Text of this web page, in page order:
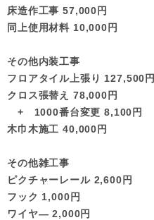
床造作工事 57,000円
同上使用材料 10,000円
その他内装工事
フロアタイル上張り 127,500円
クロス張替え 78,000円
+ 1000番台変更 8,100円
木巾木施工 40,000円
その他雑工事
ピクチャーレール 2,600円
フック 1,000円
ワイヤ― 2,000円